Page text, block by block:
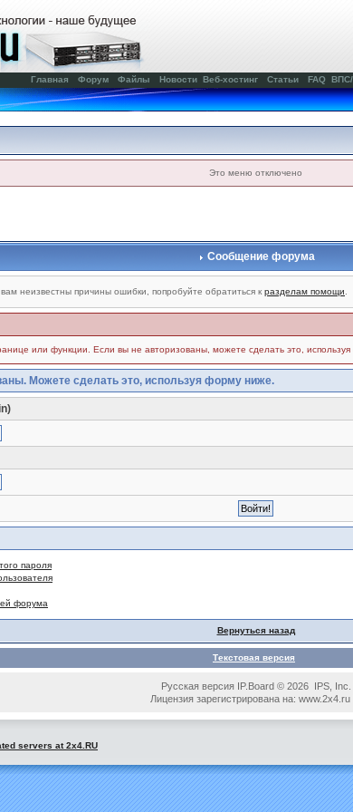
Главная Форум Файлы Новости Веб-хостинг Статьи FAQ
Это меню отключено
Сообщение форума
неизвестны причины ошибки, попробуйте обратиться к разделам помощи
или функции. Если вы не авторизованы, можете сделать это,
Можете сделать это, используя форму ниже.
пароля
форума
Вернуться назад
Текстовая версия
Русская версия IP.Board © 2026 IPS, Inc.
Лицензия зарегистрирована на: www.2x4.ru
servers at 2x4.RU